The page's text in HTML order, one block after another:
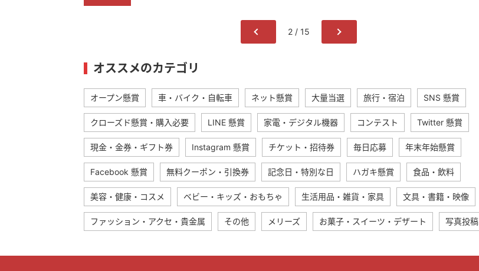
2 / 15
オススメのカテゴリ
オープン懸賞 車・バイク・自転車 ネット懸賞 大量当選 旅行・宿泊 SNS 懸賞
クローズド懸賞・購入必要 LINE 懸賞 家電・デジタル機器 コンテスト Twitter 懸賞
現金・金券・ギフト券 Instagram 懸賞 チケット・招待券 毎日応募 年末年始懸賞
Facebook 懸賞 無料クーポン・引換券 記念日・特別な日 ハガキ懸賞 食品・飲料
美容・健康・コスメ ベビー・キッズ・おもちゃ 生活用品・雑貨・家具 文具・書籍・映像
ファッション・アクセ・貴金属 その他 メリーズ お菓子・スイーツ・デザート 写真投稿